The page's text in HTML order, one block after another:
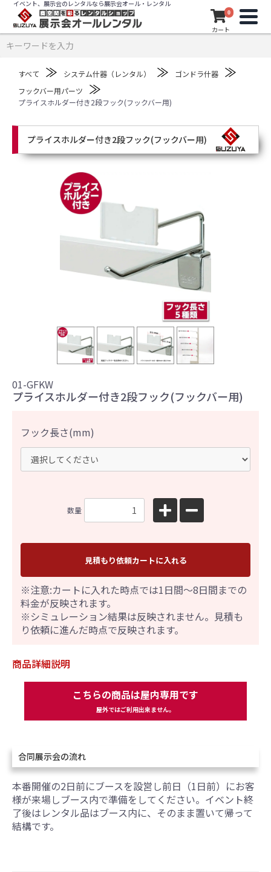
イベント、展示会のレンタルなら展示会オール・レンタル
0
カート
すべて ≫ システム什器（レンタル） ≫ ゴンドラ什器 ≫
フックバー用パーツ ≫
プライスホルダー付き2段フック(フックバー用)
プライスホルダー付き2段フック(フックバー用)
01-GFKW
プライスホルダー付き2段フック(フックバー用)
フック長さ(mm)
数量
見積もり依頼カートに入れる
※注意:カートに入れた時点では1日間～8日間までの
料金が反映されます。
※シミュレーション結果は反映されません。見積も
り依頼に進んだ時点で反映されます。
商品詳細説明
こちらの商品は屋内専用です
屋外ではご利用出来ません。
合同展示会の流れ
本番開催の2日前にブースを設営し前日（1日前）にお客
様が来場しブース内で準備をしてください。イベント終
了後はレンタル品はブース内に、そのまま置いて帰って
結構です。